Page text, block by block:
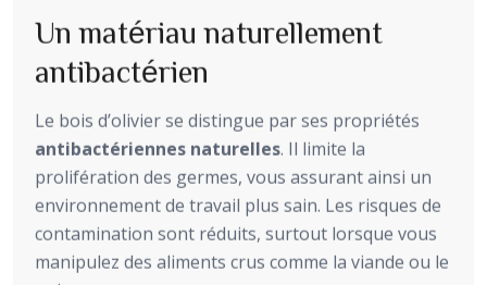
Un matériau naturellement
antibactérien
Le bois d’olivier se distingue par ses propriétés
antibactériennes naturelles. Il limite la
prolifération des germes, vous assurant ainsi un
environnement de travail plus sain. Les risques de
contamination sont réduits, surtout lorsque vous
manipulez des aliments crus comme la viande ou le